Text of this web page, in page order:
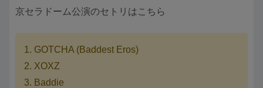
京セラドーム公演のセトリはこちら
1. GOTCHA (Baddest Eros)
2. XOXZ
3. Baddie